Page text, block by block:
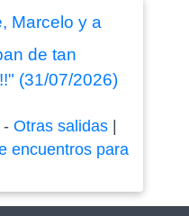
Marcelo y a
de tan
(31/07/2026)
Otras salidas|
encuentros para